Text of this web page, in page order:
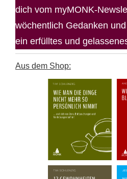
dich vom myMONK-
wöchentlich Gedanken
ein erfülltes und
Aus dem Shop: